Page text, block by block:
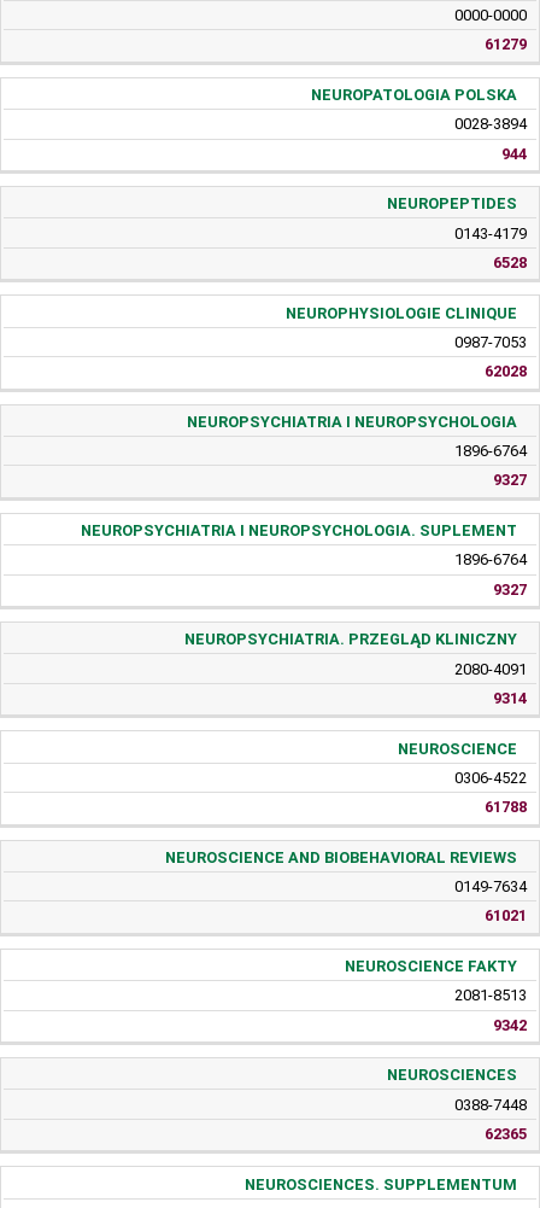
0000-0000
61279
NEUROPATOLOGIA POLSKA
0028-3894
944
NEUROPEPTIDES
0143-4179
6528
NEUROPHYSIOLOGIE CLINIQUE
0987-7053
62028
NEUROPSYCHIATRIA I NEUROPSYCHOLOGIA
1896-6764
9327
NEUROPSYCHIATRIA I NEUROPSYCHOLOGIA. SUPLEMENT
1896-6764
9327
NEUROPSYCHIATRIA. PRZEGLĄD KLINICZNY
2080-4091
9314
NEUROSCIENCE
0306-4522
61788
NEUROSCIENCE AND BIOBEHAVIORAL REVIEWS
0149-7634
61021
NEUROSCIENCE FAKTY
2081-8513
9342
NEUROSCIENCES
0388-7448
62365
NEUROSCIENCES. SUPPLEMENTUM